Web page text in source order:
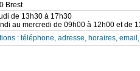
Brest
de 13h30 à 17h30
au mercredi de 09h00 à 12h00 et de
: téléphone, adresse, horaires,